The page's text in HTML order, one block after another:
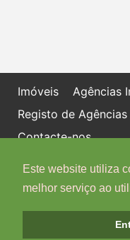
Este website utiliza
melhor serviço ao
Imóveis
Agências
Registo de Agências
Contacte-nos
Política de proteção de
Livro de Reclamações
Centro de Informação,
Algarve - Edifício Ninho de
Telefone: 289